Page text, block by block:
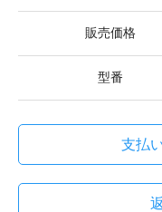
販売価格
型番
支払